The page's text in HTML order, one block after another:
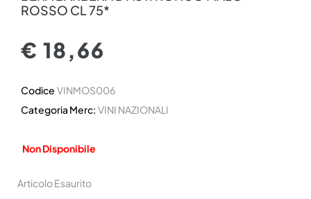
ROSSO CL 75*
€ 18,66
Codice VINMOS006
Categoria Merc: VINI NAZIONALI
Non Disponibile
Articolo Esaurito